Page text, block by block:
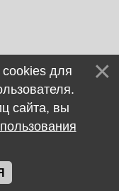
cookies для
сайта, вы